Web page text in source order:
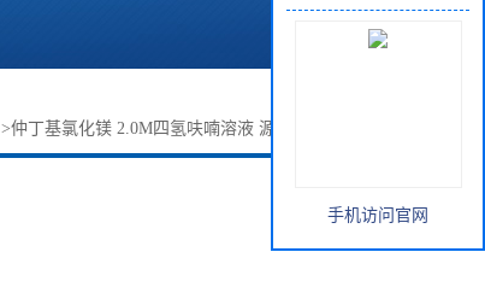
>仲丁基氯化镁 2.0M四氢呋喃溶液 源头厂家 按需订购
手机访问官网